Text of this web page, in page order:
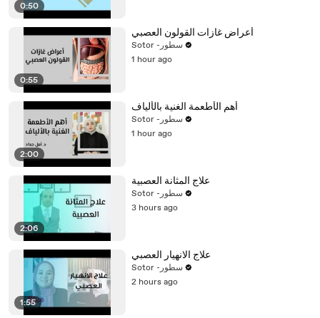
0:50
0:55
أعراض غازات القولون العصبي
Sotor -سطور
1 hour ago
2:00
أهم الأطعمة الغنية بالألياف
Sotor -سطور
1 hour ago
2:06
علاج المثانة العصبية
Sotor -سطور
3 hours ago
1:55
علاج الانهيار العصبي
Sotor -سطور
2 hours ago